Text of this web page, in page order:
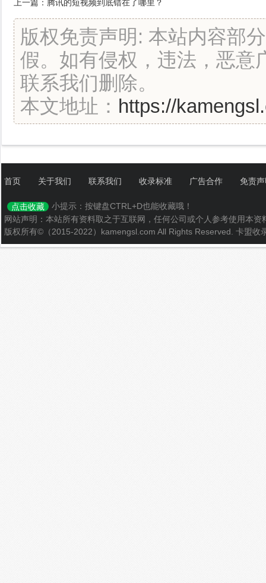
上一篇： 腾讯的短视频到底错在了哪里？
版权免责声明: 本站内容部
假。如有侵权，违法，恶意
联系我们删除。
本文地址： https://
首页 关于我们 联系我们 收录标准 广告合作 免责
点击收藏
小提示：按键盘CTRL+D也能收藏哦！
网站声明：本站所有资料取之于互联网，任何公司或个人参考使用本
版权所有©（2015-2022）kamengsl.com All Rights Reserved. 卡盟收